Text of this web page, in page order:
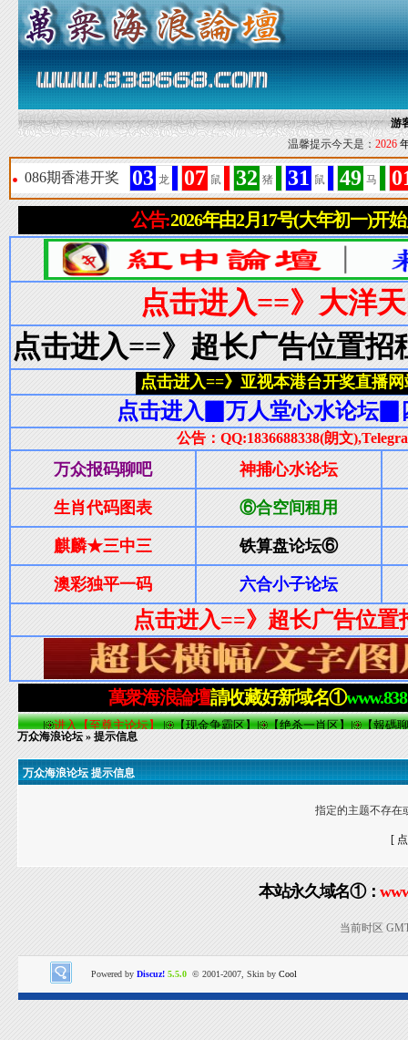
游
温馨提示今天是： 2026
万众海浪论坛 » 提示信息
万众海浪论坛 提示信息
指定的主题不存在
[
本站永久域名①：
当前时区
Powered by Discuz! 5.5.0 © 2001-2007, Skin by Cool